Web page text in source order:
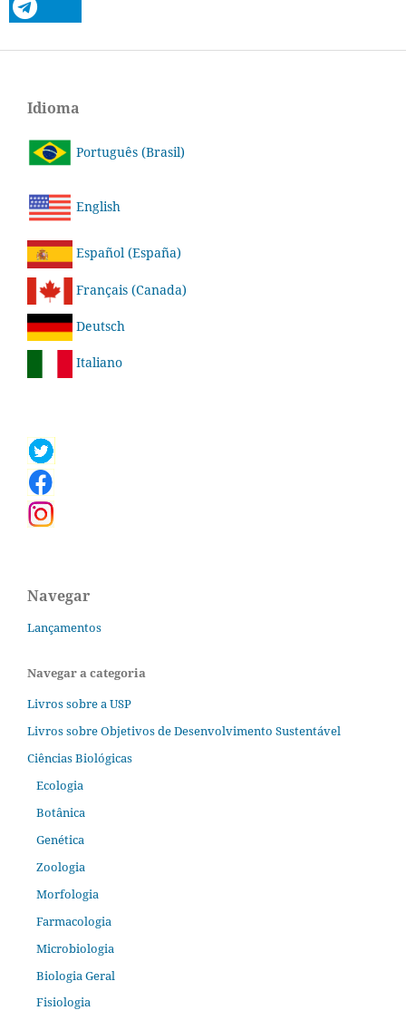
Idioma
Português (Brasil)
English
Español (España)
Français (Canada)
Deutsch
Italiano
Navegar
Lançamentos
Navegar a categoria
Livros sobre a USP
Livros sobre Objetivos de Desenvolvimento Sustentável
Ciências Biológicas
Ecologia
Botânica
Genética
Zoologia
Morfologia
Farmacologia
Microbiologia
Biologia Geral
Fisiologia